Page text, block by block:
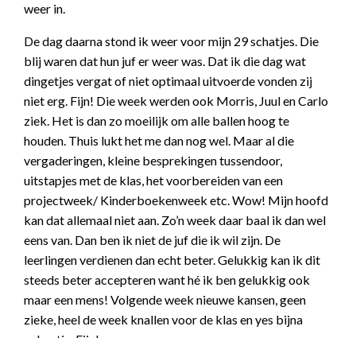
weer in.
De dag daarna stond ik weer voor mijn 29 schatjes. Die
blij waren dat hun juf er weer was. Dat ik die dag wat
dingetjes vergat of niet optimaal uitvoerde vonden zij
niet erg. Fijn! Die week werden ook Morris, Juul en Carlo
ziek. Het is dan zo moeilijk om alle ballen hoog te
houden. Thuis lukt het me dan nog wel. Maar al die
vergaderingen, kleine besprekingen tussendoor,
uitstapjes met de klas, het voorbereiden van een
projectweek/ Kinderboekenweek etc. Wow! Mijn hoofd
kan dat allemaal niet aan. Zo’n week daar baal ik dan wel
eens van. Dan ben ik niet de juf die ik wil zijn. De
leerlingen verdienen dan echt beter. Gelukkig kan ik dit
steeds beter accepteren want hé ik ben gelukkig ook
maar een mens! Volgende week nieuwe kansen, geen
zieke, heel de week knallen voor de klas en yes bijna